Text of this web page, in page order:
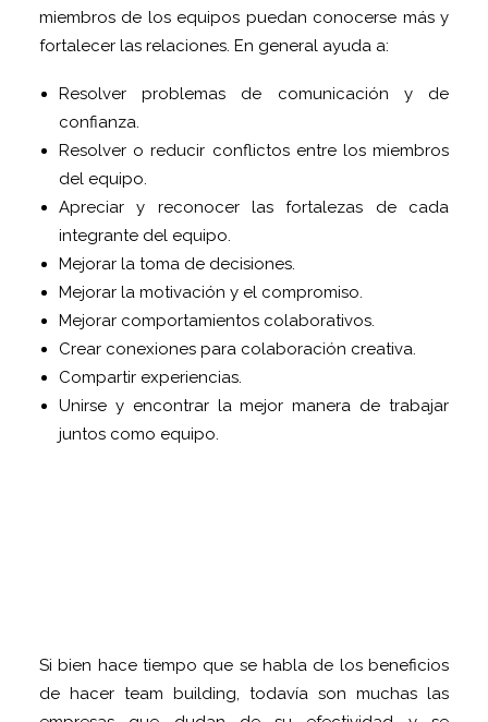
miembros de los equipos puedan conocerse más y
fortalecer las relaciones. En general ayuda a:
Resolver problemas de comunicación y de
confianza.
Resolver o reducir conflictos entre los miembros
del equipo.
Apreciar y reconocer las fortalezas de cada
integrante del equipo.
Mejorar la toma de decisiones.
Mejorar la motivación y el compromiso.
Mejorar comportamientos colaborativos.
Crear conexiones para colaboración creativa.
Compartir experiencias.
Unirse y encontrar la mejor manera de trabajar
juntos como equipo.
Si bien hace tiempo que se habla de los beneficios
de hacer team building, todavía son muchas las